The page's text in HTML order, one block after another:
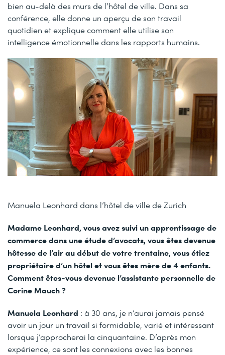
bien au-delà des murs de l’hôtel de ville. Dans sa
conférence, elle donne un aperçu de son travail
quotidien et explique comment elle utilise son
intelligence émotionnelle dans les rapports humains.
Manuela Leonhard dans l’hôtel de ville de Zurich
Madame Leonhard, vous avez suivi un apprentissage de
commerce dans une étude d’avocats, vous êtes devenue
hôtesse de l’air au début de votre trentaine, vous étiez
propriétaire d’un hôtel et vous êtes mère de 4 enfants.
Comment êtes-vous devenue l’assistante personnelle de
Corine Mauch ?
Manuela Leonhard : à 30 ans, je n’aurai jamais pensé
avoir un jour un travail si formidable, varié et intéressant
lorsque j’approcherai la cinquantaine. D’après mon
expérience, ce sont les connexions avec les bonnes